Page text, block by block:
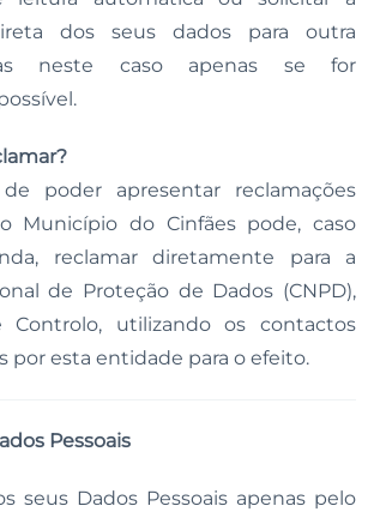
dos seus dados para outra
neste caso apenas se for
poder apresentar reclamações
Município do Cinfães pode, caso
reclamar diretamente para a
de Proteção de Dados (CNPD),
Controlo, utilizando os contactos
por esta entidade para o efeito.
Pessoais
seus Dados Pessoais apenas pelo